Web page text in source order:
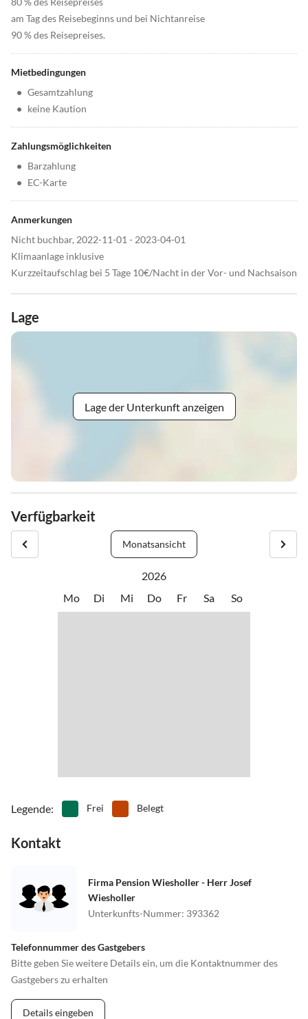
am Tag des Reisebeginns und bei Nichtanreise
90 % des Reisepreises.
Mietbedingungen
• Gesamtzahlung
• keine Kaution
Zahlungsmöglichkeiten
• Barzahlung
• EC-Karte
Anmerkungen
Nicht buchbar, 2022-11-01 - 2023-04-01
Klimaanlage inklusive
Kurzzeitaufschlag bei 5 Tage 10€/Nacht in der Vor- und Nachsaison
Lage
Lage der Unterkunft anzeigen
Verfügbarkeit
Monatsansicht
2026
Mo
Di Mi Do Fr Sa So
Legende: Frei Belegt
Kontakt
Firma Pension Wiesholler - Herr Josef
Wiesholler
Unterkunfts-Nummer: 393362
Telefonnummer des Gastgebers
Bitte geben Sie weitere Details ein, um die Kontaktnummer des
Gastgebers zu erhalten
Details eingeben